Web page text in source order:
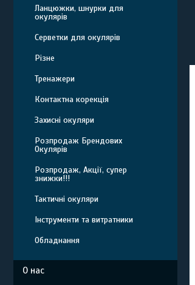
Ланцюжки, шнурки для
окулярів
Серветки для окулярів
Різне
Тренажери
Контактна корекція
Захисні окуляри
Розпродаж Брендових
Окулярів
Розпродаж, Акції, супер
знижки!!!
Тактичні окуляри
Інструменти та витратники
Обладнання
О нас